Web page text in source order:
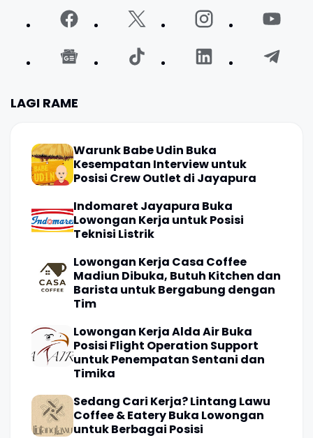
LAGI RAME
Warunk Babe Udin Buka
Kesempatan Interview untuk
Posisi Crew Outlet di Jayapura
Indomaret Jayapura Buka
Lowongan Kerja untuk Posisi
Teknisi Listrik
Lowongan Kerja Casa Coffee
Madiun Dibuka, Butuh Kitchen dan
Barista untuk Bergabung dengan
Tim
Lowongan Kerja Alda Air Buka
Posisi Flight Operation Support
untuk Penempatan Sentani dan
Timika
Sedang Cari Kerja? Lintang Lawu
Coffee & Eatery Buka Lowongan
untuk Berbagai Posisi